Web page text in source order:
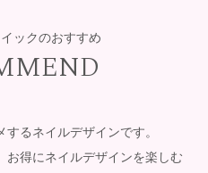
ックのおすすめ
るネイルデザインです。
お得にネイルデザインを楽しむ